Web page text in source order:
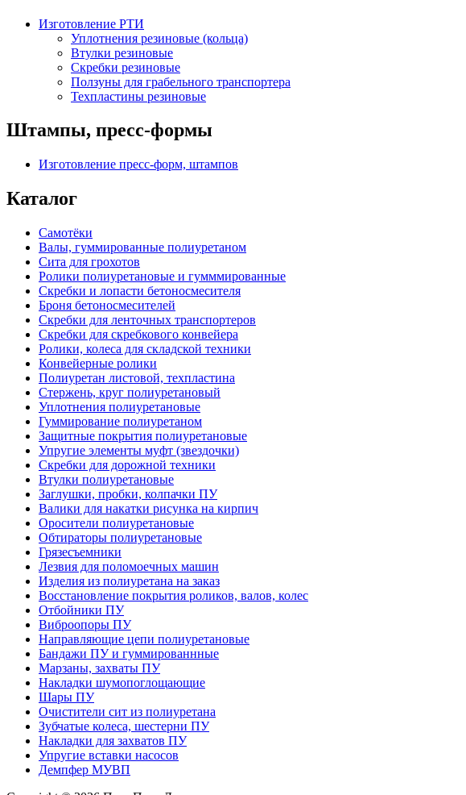
Изготовление РТИ
Уплотнения резиновые (кольца)
Втулки резиновые
Скребки резиновые
Ползуны для грабельного транспортера
Техпластины резиновые
Штампы, пресс-формы
Изготовление пресс-форм, штампов
Каталог
Самотёки
Валы, гуммированные полиуретаном
Сита для грохотов
Ролики полиуретановые и гумммированные
Скребки и лопасти бетоносмесителя
Броня бетоносмесителей
Скребки для ленточных транспортеров
Скребки для скребкового конвейера
Ролики, колеса для складской техники
Конвейерные ролики
Полиуретан листовой, техпластина
Стержень, круг полиуретановый
Уплотнения полиуретановые
Гуммирование полиуретаном
Защитные покрытия полиуретановые
Упругие элементы муфт (звездочки)
Скребки для дорожной техники
Втулки полиуретановые
Заглушки, пробки, колпачки ПУ
Валики для накатки рисунка на кирпич
Оросители полиуретановые
Обтираторы полиуретановые
Грязесъемники
Лезвия для поломоечных машин
Изделия из полиуретана на заказ
Восстановление покрытия роликов, валов, колес
Отбойники ПУ
Виброопоры ПУ
Направляющие цепи полиуретановые
Бандажи ПУ и гуммированнные
Марзаны, захваты ПУ
Накладки шумопоглощающие
Шары ПУ
Очистители сит из полиуретана
Зубчатые колеса, шестерни ПУ
Накладки для захватов ПУ
Упругие вставки насосов
Демпфер МУВП